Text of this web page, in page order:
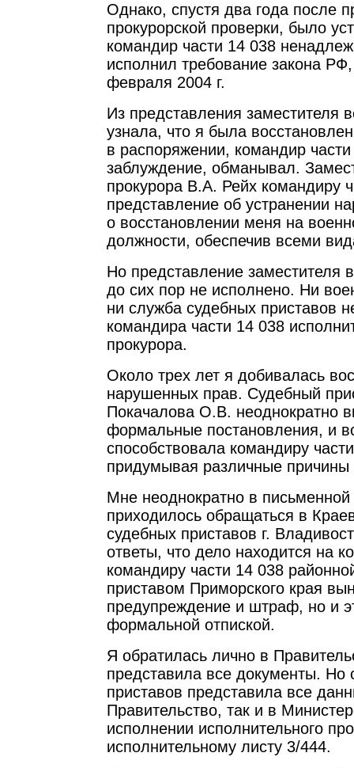
Однако, спустя два года после
прокурорской проверки, было
командир части 14 038
исполнил требование закона
февраля 2004 г.
Из представления заместителя
узнала, что я была
в распоряжении, командир
заблуждение, обманывал.
прокурора В.А. Рейх командиру
представление об устранении
о восстановлении меня на
должности, обеспечив всеми
Но представление заместителя
до сих пор не исполнено. Ни
ни служба судебных приставов
командира части 14 038
прокурора.
Около трех лет я добивалась
нарушенных прав. Судебный
Покачалова О.В. неоднократно
формальные постановления, и
способствовала командиру
придумывая различные причины
Мне неоднократно в
приходилось обращаться в
судебных приставов г.
ответы, что дело находится на
командиру части 14 038
приставом Приморского края
предупреждение и штраф, но и
формальной отпиской.
Я обратилась лично в
представила все документы. Но
приставов представила все
Правительство, так и в
исполнении исполнительного
исполнительному листу 3/444.